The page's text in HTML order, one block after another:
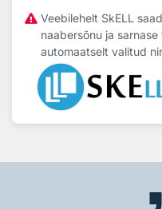
Veebilehelt SkELL
naabersõnu ja
automaatselt valitud